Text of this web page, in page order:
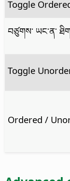
Toggle
བཙུགས་ ཡང་ན་
Toggle
Ordered /